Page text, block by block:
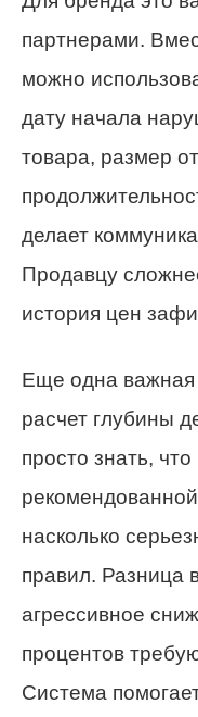
партнерами.
можно
дату начала
товара, размер
делает
Продавцу
история цен
Еще одна
расчет глубины
просто знать,
насколько
правил. Разница
агрессивное
процентов
Система